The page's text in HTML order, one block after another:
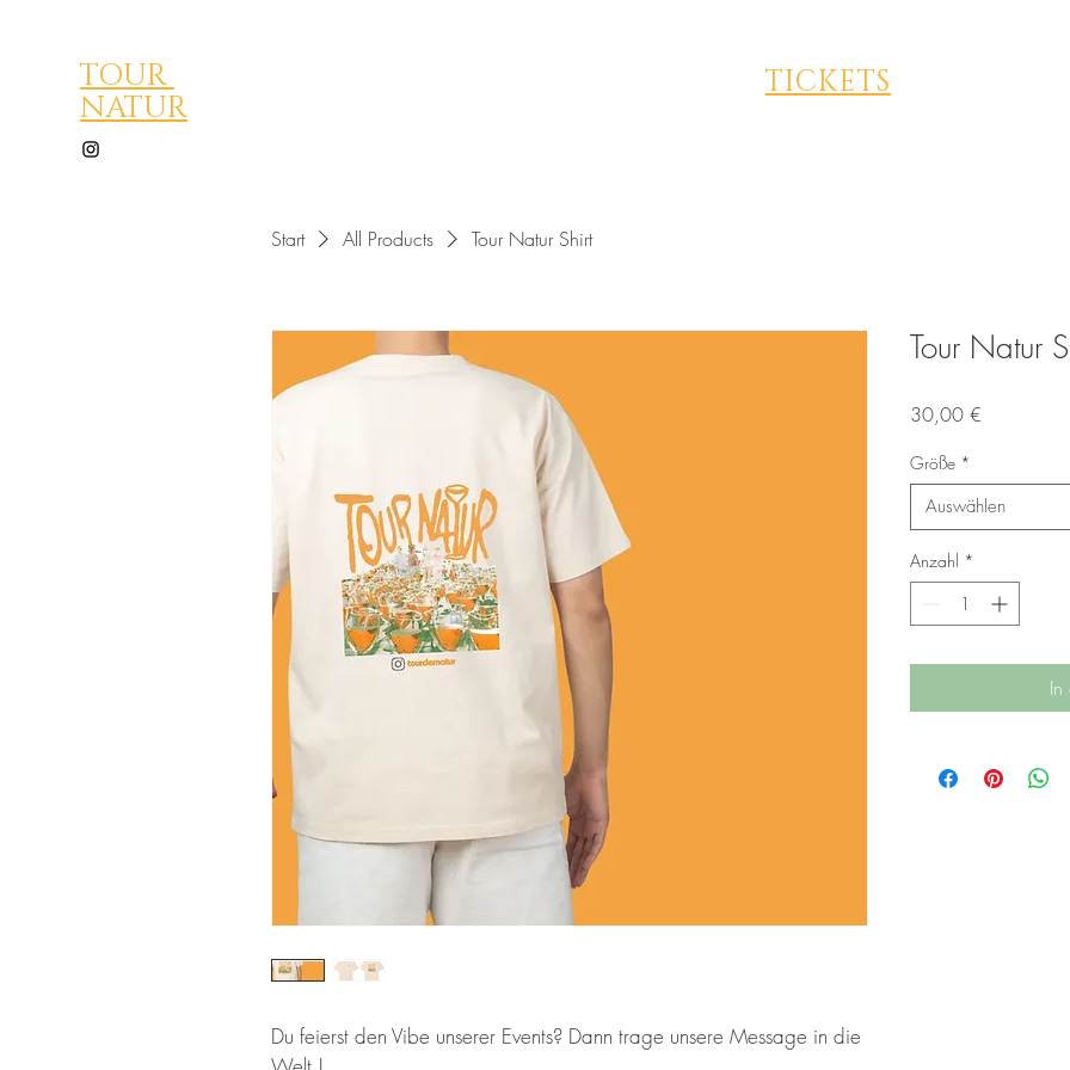
TOUR
NATUR
TICKETS
Start All Products Tour Natur Shirt
Du feierst den Vibe unserer Events? Dann trage unsere Message in die
Tour Natur
30,00 €
Größe *
Auswählen
Anzahl *